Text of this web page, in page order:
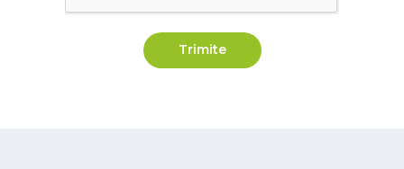
Trimite